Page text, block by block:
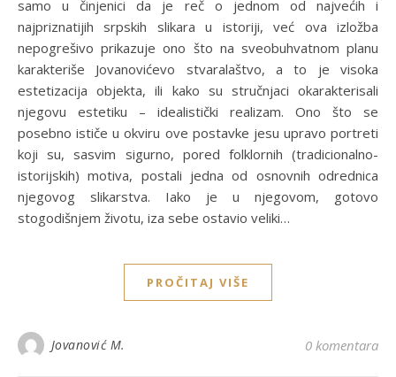
samo u činjenici da je reč o jednom od najvećih i
najpriznatijih srpskih slikara u istoriji, već ova izložba
nepogrešivo prikazuje ono što na sveobuhvatnom planu
karakteriše Jovanovićevo stvaralaštvo, a to je visoka
estetizacija objekta, ili kako su stručnjaci okarakterisali
njegovu estetiku – idealistički realizam. Ono što se
posebno ističe u okviru ove postavke jesu upravo portreti
koji su, sasvim sigurno, pored folklornih (tradicionalno-
istorijskih) motiva, postali jedna od osnovnih odrednica
njegovog slikarstva. Iako je u njegovom, gotovo
stogodišnjem životu, iza sebe ostavio veliki…
PROČITAJ VIŠE
Jovanović M. 0 komentara